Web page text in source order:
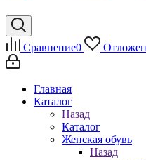
Сравнение0
Главная
Каталог
Назад
Каталог
Женская обувь
Назад